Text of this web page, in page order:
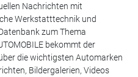
Nachrichten mit
Werkstatttechnik und
zum Thema
bekommt der
die wichtigsten Automarken
Bildergalerien, Videos